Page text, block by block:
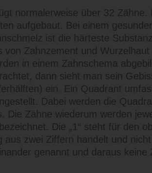
normalerweise über 32
aufgebaut. Bei einem
ist die härteste
von Zahnzement und Wurzelhaut
in einem Zahnschema
dann sieht man sein
ein. Ein Quadrant
Dabei werden die
Die Zähne wiederum werden
Die „1“ steht für den
aus zwei Ziffern handelt und
genannt und daraus keine